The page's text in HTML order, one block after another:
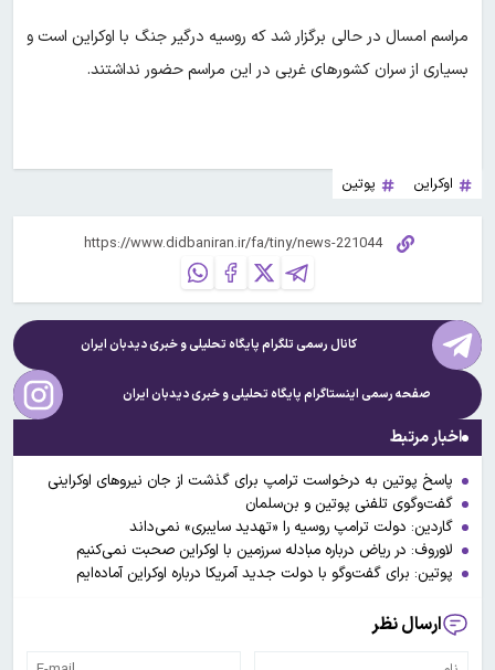
مراسم امسال در حالی برگزار شد که روسیه درگیر جنگ با اوکراین است و
بسیاری از سران کشورهای غربی در این مراسم حضور نداشتند.
اوکراین پوتین
کانال رسمی تلگرام پایگاه تحلیلی و خبریدیدبان ایران
صفحه رسمی اینستاگرام پایگاه تحلیلی و خبریدیدبان ایران
اخبار مرتبط
پاسخ پوتین به درخواست ترامپ برای گذشت از جان نیروهای اوکراینی
گفت‌وگوی تلفنی پوتین و بن‌سلمان
گاردین: دولت ترامپ روسیه را «تهدید سایبری» نمی‌داند
لاوروف: در ریاض درباره مبادله سرزمین با اوکراین صحبت نمی‌کنیم
پوتین: برای گفت‌و‌گو با دولت جدید آمریکا درباره اوکراین آماده‌ایم
ارسال نظر